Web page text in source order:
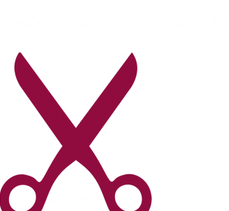
ROZŚWIETLACZ
ekstraktu z lukrecji o właściwościach
z dodatkiem witaminy E i pigmentów
blasku i odświeżenia,
nosa, łuku kupidyna,
w aplikacji,
Bambusowej Ecocera.